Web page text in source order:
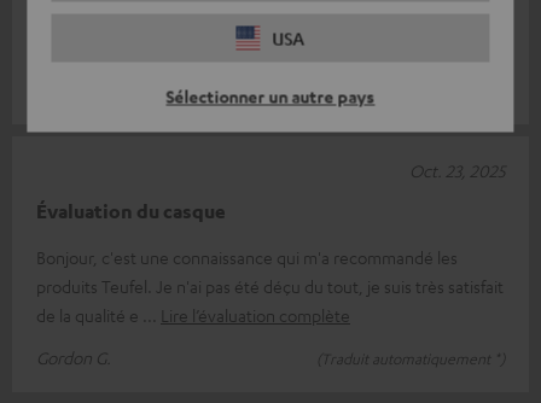
USA
Sélectionner un autre pays(Traduit automatiquement *)
Évaluation du casque
Bonjour, c'est une connaissance qui m'a recommandé les
produits Teufel. Je n'ai pas été déçu du tout, je suis très satisfait
de la qualité e
Lire l’évaluation complète
Gordon G.
(Traduit automatiquement *)
Oct. 23, 2025